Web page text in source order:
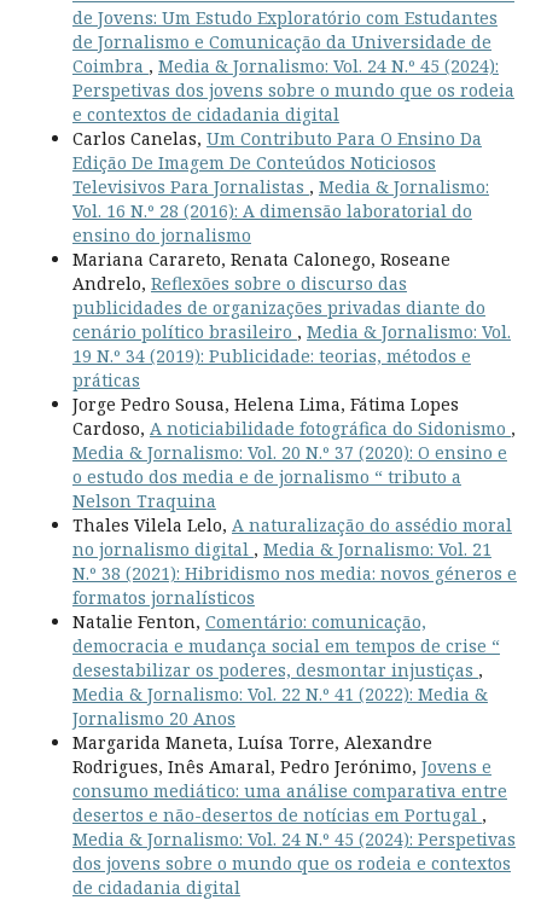
de Jovens: Um Estudo Exploratório com Estudantes
de Jornalismo e Comunicação da Universidade de
Coimbra , Media & Jornalismo: Vol. 24 N.º 45 (2024):
Perspetivas dos jovens sobre o mundo que os rodeia
e contextos de cidadania digital
Carlos Canelas, Um Contributo Para O Ensino Da
Edição De Imagem De Conteúdos Noticiosos
Televisivos Para Jornalistas , Media & Jornalismo:
Vol. 16 N.º 28 (2016): A dimensão laboratorial do
ensino do jornalismo
Mariana Carareto, Renata Calonego, Roseane
Andrelo, Reflexões sobre o discurso das
publicidades de organizações privadas diante do
cenário político brasileiro , Media & Jornalismo: Vol.
19 N.º 34 (2019): Publicidade: teorias, métodos e
práticas
Jorge Pedro Sousa, Helena Lima, Fátima Lopes
Cardoso, A noticiabilidade fotográfica do Sidonismo ,
Media & Jornalismo: Vol. 20 N.º 37 (2020): O ensino e
o estudo dos media e de jornalismo “ tributo a
Nelson Traquina
Thales Vilela Lelo, A naturalização do assédio moral
no jornalismo digital , Media & Jornalismo: Vol. 21
N.º 38 (2021): Hibridismo nos media: novos géneros e
formatos jornalísticos
Natalie Fenton, Comentário: comunicação,
democracia e mudança social em tempos de crise “
desestabilizar os poderes, desmontar injustiças ,
Media & Jornalismo: Vol. 22 N.º 41 (2022): Media &
Jornalismo 20 Anos
Margarida Maneta, Luísa Torre, Alexandre
Rodrigues, Inês Amaral, Pedro Jerónimo, Jovens e
consumo mediático: uma análise comparativa entre
desertos e não-desertos de notícias em Portugal ,
Media & Jornalismo: Vol. 24 N.º 45 (2024): Perspetivas
dos jovens sobre o mundo que os rodeia e contextos
de cidadania digital